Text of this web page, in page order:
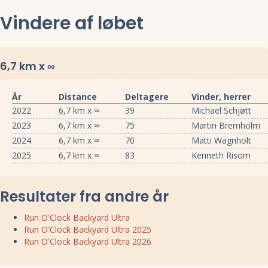
Vindere af løbet
6,7 km x ∞
År Distance Deltagere
Vinder, herrer
2022
6,7 km x ∞ 39
Michael Schjøtt
2023
6,7 km x ∞ 75
Martin Bremholm
2024
6,7 km x ∞ 70
Matti Wagnholt
2025
6,7 km x ∞ 83 Kenneth Risom
Resultater fra andre år
Run O'Clock Backyard Ultra
Run O'Clock Backyard Ultra 2025
Run O'Clock Backyard Ultra 2026